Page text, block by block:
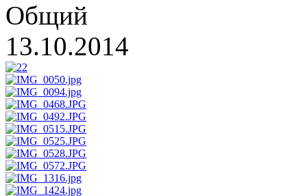
Общий
13.10.2014